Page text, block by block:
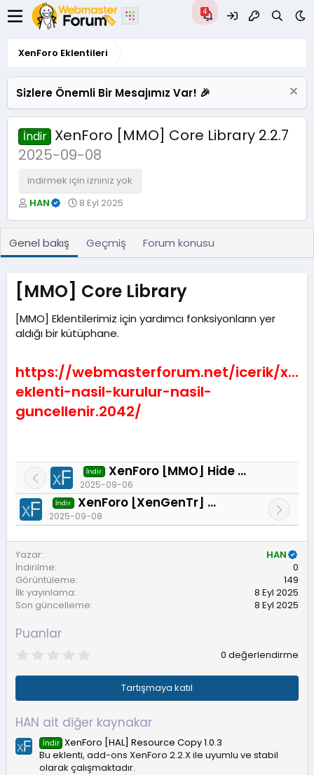
XenForo Eklentileri
Sizlere Önemli Bir Mesajımız Var! 🎉
İndir XenForo [MMO] Core Library 2.2.7
2025-09-08
indirmek için izniniz yok
Y
a
r
HAN
O
u
m
a
t
r
i
h
8 Eyl 2025
Genel bakış Geçmiş Forum konusu
[MMO] Core Library​
[MMO] Eklentilerimiz için yardımcı fonksiyonların yer
aldığı bir kütüphane.
https://webmasterforum.net/icerik/x...
eklenti-nasil-kurulur-nasil-
guncellenir.2042/
İndir XenForo [MMO] Hide Bb-Code Content System -TÜRKÇE 2.2.5
2025-09-06
İndir XenForo [XenGenTr] Ziyaretçi giriş yap widget 1.0.0
2025-09-08
Yazar
HAN
İndirilme
0
Görüntüleme
149
İlk yayınlama
8 Eyl 2025
Son güncelleme
8 Eyl 2025
Puanlar
0
l
d
ı
z
0 değerlendirme
Tartışmaya katıl
HAN ait diğer kaynakar
İndir XenForo [HAL] Resource Copy 1.0.3
Bu eklenti, add-ons XenForo 2.2.X ile uyumlu ve stabil
olarak çalışmaktadır.